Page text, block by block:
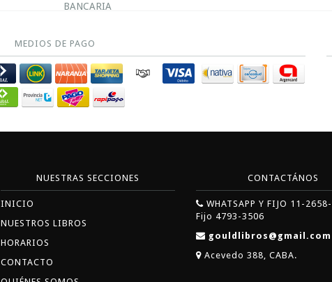
BANCARIA
MEDIOS DE PAGO
NUESTRAS SECCIONES
INICIO
NUESTROS LIBROS
HORARIOS
CONTACTO
CONTACTÁNOS
WHATSAPP Y FIJO 11-
Fijo 4793-3506
gouldlibros@gmail.com
Acevedo 388, CABA.